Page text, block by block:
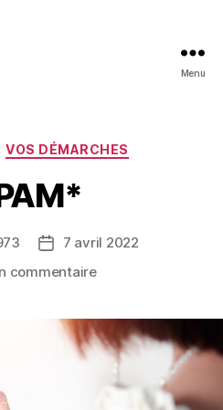
Menu
Catégories
VOS DÉMARCHES
Date7 avril 2022
commentairesur